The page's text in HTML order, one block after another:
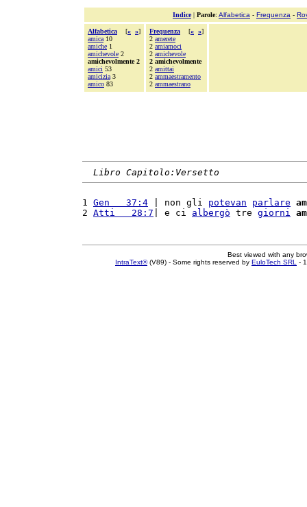
Indice| Parole: Alfabetica - Frequenza -
Alfabetica [« »]
amica 10
amiche 1
amichevole 2
amichevolmente 2
amici 53
amicizia 3
amico 83
Frequenza [« »]
2 amerete
2 amiamoci
2 amichevole
2 amichevolmente
2 amittai
2 ammaestramento
2 ammaestrano
Libro Capitolo:Versetto
1 Gen   37:4 | non gli potevan parlare
2 Atti   28:7 | e ci albergò tre giorni
Best viewed with any
IntraText®(V89) - Some rights reserved by EuloTech SRL -